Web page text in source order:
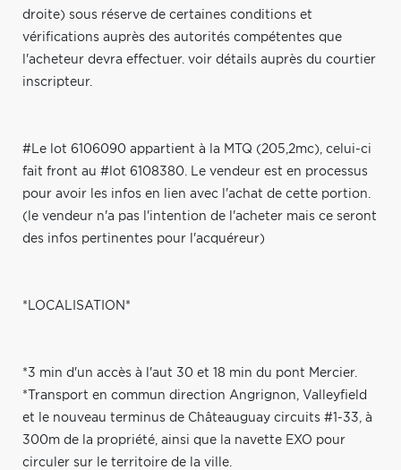
droite) sous réserve de certaines conditions et
vérifications auprès des autorités compétentes que
l'acheteur devra effectuer. voir détails auprès du courtier
inscripteur.
#Le lot 6106090 appartient à la MTQ (205,2mc), celui-ci
fait front au #lot 6108380. Le vendeur est en processus
pour avoir les infos en lien avec l'achat de cette portion.
(le vendeur n'a pas l'intention de l'acheter mais ce seront
des infos pertinentes pour l'acquéreur)
*LOCALISATION*
*3 min d'un accès à l'aut 30 et 18 min du pont Mercier.
*Transport en commun direction Angrignon, Valleyfield
et le nouveau terminus de Châteauguay circuits #1-33, à
300m de la propriété, ainsi que la navette EXO pour
circuler sur le territoire de la ville.